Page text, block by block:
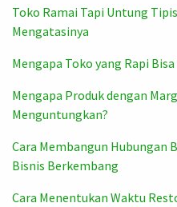
Toko Ramai Tapi Untung
Mengatasinya
Mengapa Toko yang Rapi
Mengapa Produk dengan
Menguntungkan?
Cara Membangun Hubungan
Bisnis Berkembang
Cara Menentukan Waktu